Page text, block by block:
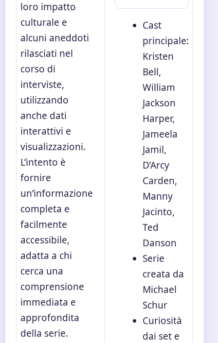
loro impatto
culturale e
alcuni aneddoti
rilasciati nel
corso di
interviste,
utilizzando
anche dati
interattivi e
visualizzazioni.
L’intento è
fornire
un’informazione
completa e
facilmente
accessibile,
adatta a chi
cerca una
comprensione
immediata e
approfondita
della serie.
Cast
principale:
Kristen
Bell,
William
Jackson
Harper,
Jameela
Jamil,
D’Arcy
Carden,
Manny
Jacinto,
Ted
Danson
Serie
creata da
Michael
Schur
Curiosità
dai set e